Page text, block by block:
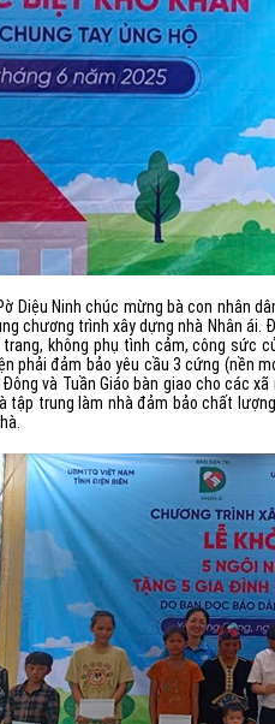
Diệu Ninh chúc mừng bà con nhân
chương trình xây dựng nhà Nhân ái.
không phụ tình cảm, công sức
phải đảm bảo yêu cầu 3 cứng (nền
và Tuần Giáo bàn giao cho các
tập trung làm nhà đảm bảo chất